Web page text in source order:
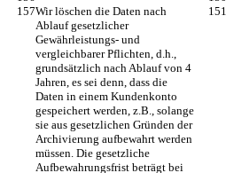
Wir löschen die Daten nach
Ablauf gesetzlicher
Gewährleistungs- und
vergleichbarer Pflichten, d.h.,
grundsätzlich nach Ablauf von 4
Jahren, es sei denn, dass die
Daten in einem Kundenkonto
gespeichert werden, z.B., solange
sie aus gesetzlichen Gründen der
Archivierung aufbewahrt werden
müssen. Die gesetzliche
Aufbewahrungsfrist beträgt bei